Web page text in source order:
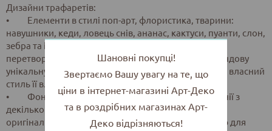
Дизайни трафаретів:
• Елементи в стилі поп-арт, флористика, тварини:
навушники, кеди, ловець снів, ананас, кактуси, пуанти, слон,
зебра та ін. Крупний модний елемент на трафареті
перетворить класичну футболку чи еко-сумку у трендову
унікальну річ, яка відображатиме оригінальність та власний
стиль її власника.
• Фонові: текстура дерева, квіти, горох в компанії з
декількома кольорами фарб створять самостійний
оригінальний фон на виробі або ж стануть основою для
Шановні покупці!
Звертаємо Вашу увагу на те, що
ціни в інтернет-магазині Арт-Деко
та в роздрібних магазинах Арт-
Деко відрізняються!